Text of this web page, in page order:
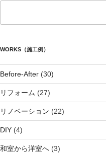
WORKS（施工例）
Before-After(30)
リフォーム (27)
リノベーション (22)
DIY(4)
和室から洋室へ(3)